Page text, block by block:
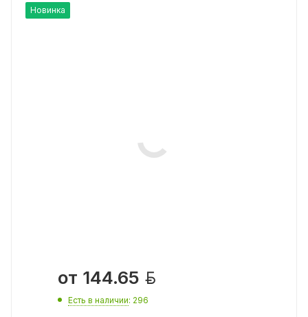
Новинка
от 144.65 
Есть в наличии: 296